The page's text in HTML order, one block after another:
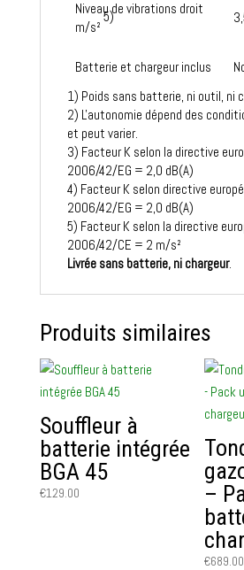
Niveau de vibrations droit
m/s²
5)
Batterie et chargeur inclus
1) Poids sans batterie, ni outil, ni
2) L'autonomie dépend des
et peut varier.
3) Facteur K selon la directive
2006/42/EG = 2,0 dB(A)
4) Facteur K selon directive
2006/42/EG = 2,0 dB(A)
5) Facteur K selon la directive
2006/42/CE = 2 m/s²
Livrée sans batterie, ni chargeur.
Produits similaires
Souffleur à
batterie intégrée
BGA 45
€129.00
–
€689.00